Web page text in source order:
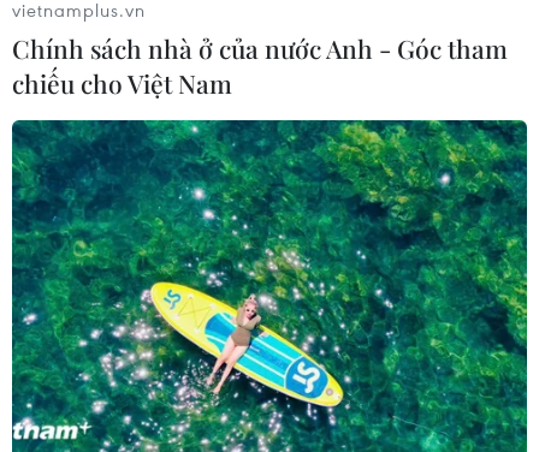
(Vietnam+)
vietnamplus.vn
Chính sách nhà ở của nước Anh - Góc tham
chiếu cho Việt Nam